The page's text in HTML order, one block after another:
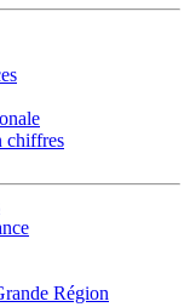
chiffres
Région